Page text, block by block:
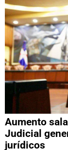
Aumento
Judicial
jurídicos